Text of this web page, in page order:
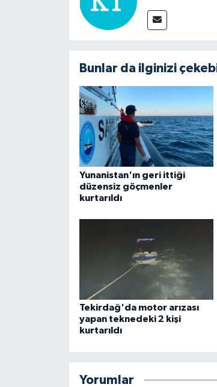
Bunlar da ilginizi
Yunanistan'ın geri ittiği
düzensiz göçmenler
kurtarıldı
Tekirdağ'da motor arızası
yapan teknedeki 2 kişi
kurtarıldı
Yorumlar